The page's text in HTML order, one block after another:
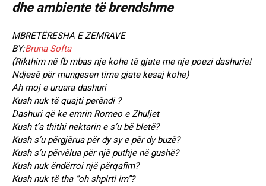
MBRETËRESHA E ZEMRAVE
BY:Bruna Softa
(Rikthim në fb mbas nje kohe të gjate me nje poezi dashurie!
Ndjesë për mungesen time gjate kesaj kohe)
Ah moj e uruara dashuri
Kush nuk të quajti perëndi ?
Dashuri që ke emrin Romeo e Zhuljet
Kush t’a thithi nektarin e s’u bë bletë?
Kush s’u përgjërua për dy sy e për dy buzë?
Kush s’u përvëlua për një puthje në gushë?
Kush nuk ëndërroi një përqafim?
Kush nuk të tha “oh shpirti im”?